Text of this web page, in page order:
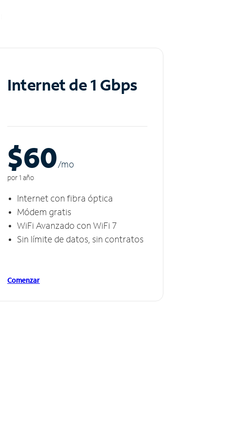
Internet de 1 Gbps
$60/mo
por 1 año
Internet con fibra óptica
Módem gratis
WiFi Avanzado con WiFi 7
Sin límite de datos, sin contratos
Comenzar